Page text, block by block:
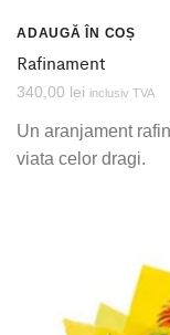
ADAUGĂ ÎN COȘ
Rafinament
340,00 lei inclusiv TVA
Un aranjament
viata celor dragi.